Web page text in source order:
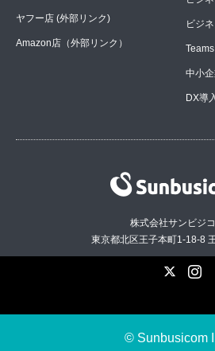
ヤフー店 (外部リンク)
Amazon店（外部リンク）
ビジ
中小
DX導
株式会社サンビジ
東京都北区王子本町1-18-8
© Sunbusicom